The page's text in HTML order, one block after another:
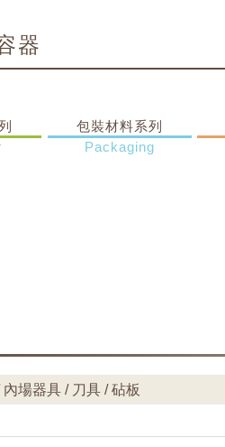
器
包裝材料系列
Packaging
場器具 / 刀具 / 砧板